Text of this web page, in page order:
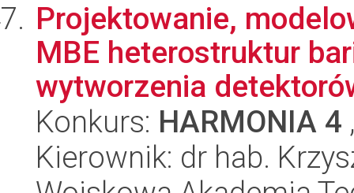
Projektowanie,
MBE heterostruktur
wytworzenia
Konkurs: HARMONIA 4
Kierownik: dr hab.